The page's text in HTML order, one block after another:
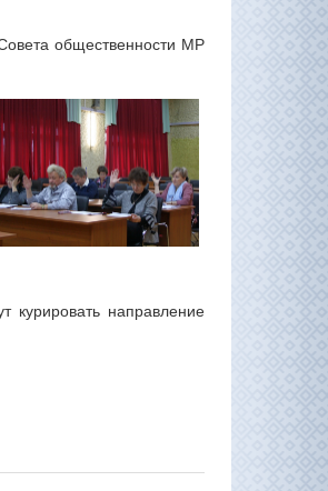
общественности МР
курировать направление